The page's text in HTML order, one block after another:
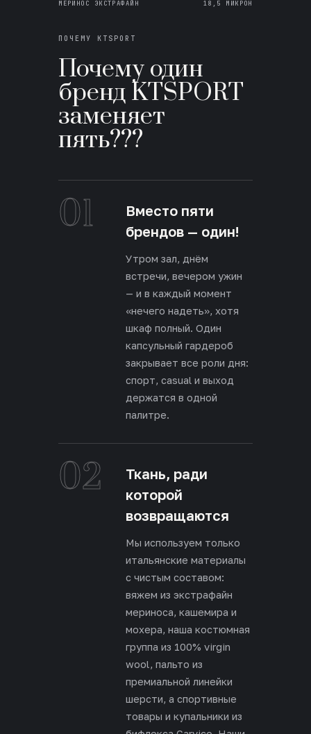
МЕРИНОС ЭКСТРАФАЙН 18,5 МИКРОН
ПОЧЕМУ KTSPORT
Почему один
бренд KTSPORT
заменяет
пять???
01
Вместо пяти
брендов — один!
Утром зал, днём
встречи, вечером ужин
— и в каждый момент
«нечего надеть», хотя
шкаф полный. Один
капсульный гардероб
закрывает все роли дня:
спорт, casual и выход
держатся в одной
палитре.
02
Ткань, ради
которой
возвращаются
Мы используем только
итальянские материалы
с чистым составом:
вяжем из экстрафайн
мериноса, кашемира и
мохера, наша костюмная
группа из 100% virgin
wool, пальто из
премиальной линейки
шерсти, а спортивные
товары и купальники из